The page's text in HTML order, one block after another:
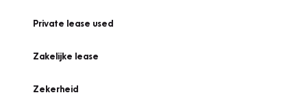
Private lease used
Zakelijke lease
Zekerheid